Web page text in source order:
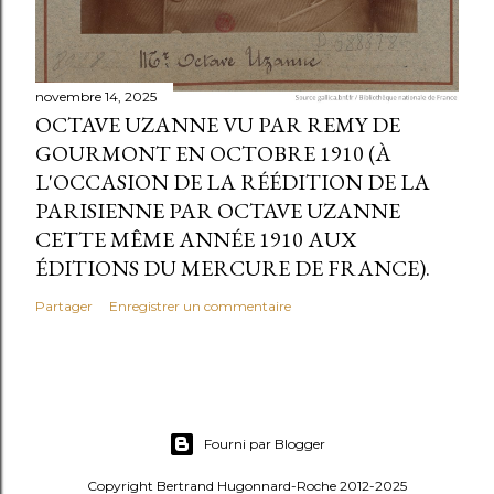
novembre 14, 2025
OCTAVE UZANNE VU PAR REMY DE
GOURMONT EN OCTOBRE 1910 (À
L'OCCASION DE LA RÉÉDITION DE LA
PARISIENNE PAR OCTAVE UZANNE
CETTE MÊME ANNÉE 1910 AUX
ÉDITIONS DU MERCURE DE FRANCE).
Partager Enregistrer un commentaire
Fourni par Blogger
Copyright Bertrand Hugonnard-Roche 2012-2025